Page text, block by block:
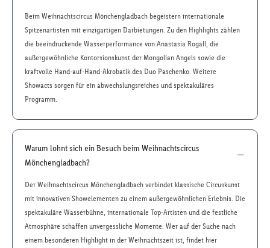
Beim Weihnachtscircus Mönchengladbach begeistern internationale
Spitzenartisten mit einzigartigen Darbietungen. Zu den Highlights zählen
die beeindruckende Wasserperformance von Anastasia Rogall, die
außergewöhnliche Kontorsionskunst der Mongolian Angels sowie die
kraftvolle Hand-auf-Hand-Akrobatik des Duo Paschenko. Weitere
Showacts sorgen für ein abwechslungsreiches und spektakuläres
Programm.
Warum lohnt sich ein Besuch beim Weihnachtscircus
Mönchengladbach?
Der Weihnachtscircus Mönchengladbach verbindet klassische Circuskunst
mit innovativen Showelementen zu einem außergewöhnlichen Erlebnis. Die
spektakuläre Wasserbühne, internationale Top-Artisten und die festliche
Atmosphäre schaffen unvergessliche Momente. Wer auf der Suche nach
einem besonderen Highlight in der Weihnachtszeit ist, findet hier